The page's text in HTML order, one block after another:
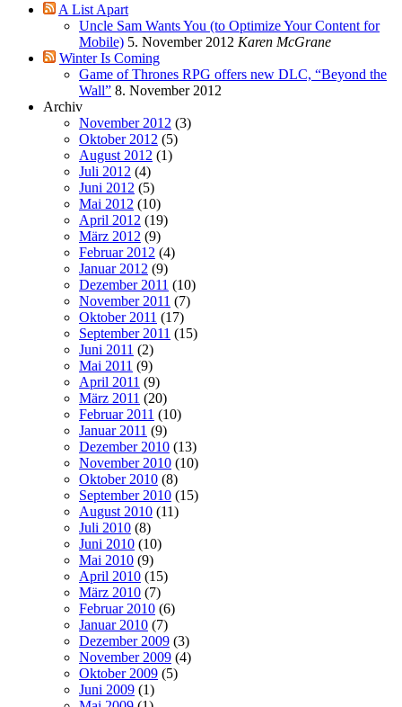
A List Apart
Uncle Sam Wants You (to Optimize Your Content for
Mobile) 5. November 2012 Karen McGrane
Winter Is Coming
Game of Thrones RPG offers new DLC, “Beyond the
Wall” 8. November 2012
Archiv
November 2012 (3)
Oktober 2012 (5)
August 2012 (1)
Juli 2012 (4)
Juni 2012 (5)
Mai 2012 (10)
April 2012 (19)
März 2012 (9)
Februar 2012 (4)
Januar 2012 (9)
Dezember 2011 (10)
November 2011 (7)
Oktober 2011 (17)
September 2011 (15)
Juni 2011 (2)
Mai 2011 (9)
April 2011 (9)
März 2011 (20)
Februar 2011 (10)
Januar 2011 (9)
Dezember 2010 (13)
November 2010 (10)
Oktober 2010 (8)
September 2010 (15)
August 2010 (11)
Juli 2010 (8)
Juni 2010 (10)
Mai 2010 (9)
April 2010 (15)
März 2010 (7)
Februar 2010 (6)
Januar 2010 (7)
Dezember 2009 (3)
November 2009 (4)
Oktober 2009 (5)
Juni 2009 (1)